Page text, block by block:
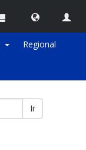
Regional
Ir